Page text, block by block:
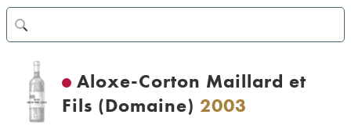
Aloxe-Corton Maillard et
Fils (Domaine) 2003